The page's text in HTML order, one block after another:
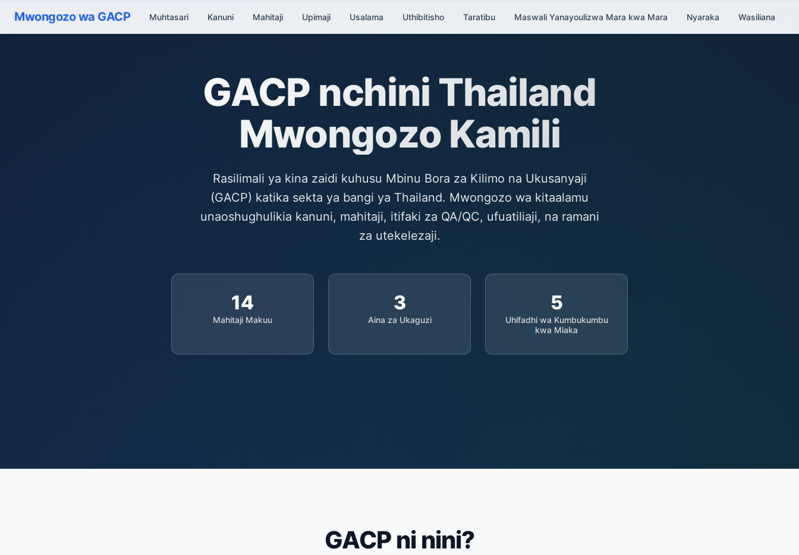
Mwongozo wa GACP Muhtasari Kanuni Mahitaji Upimaji Usalama Uthibitisho Taratibu Maswali Yanayoulizwa Mara kwa Mara Nyaraka Wasiliana
GACP nchini Thailand
Mwongozo Kamili
Rasilimali ya kina zaidi kuhusu Mbinu Bora za Kilimo na Ukusanyaji
(GACP) katika sekta ya bangi ya Thailand. Mwongozo wa kitaalamu
unaoshughulikia kanuni, mahitaji, itifaki za QA/QC, ufuatiliaji, na ramani
za utekelezaji.
14
Mahitaji Makuu
3
Aina za Ukaguzi
5
Uhifadhi wa Kumbukumbu
kwa Miaka
GACP ni nini?